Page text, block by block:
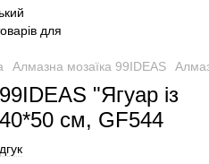
Алмазна мозаїка 99IDEAS
"Ягуар із
см, GF544